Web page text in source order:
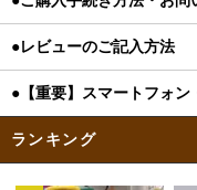
●レビューのご記入方法
●【重要】スマートフォ
ランキング